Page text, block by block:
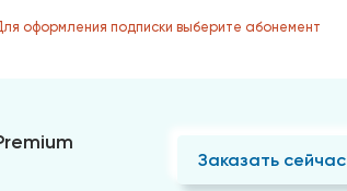
оформления подписки выберите абонемент
Заказать сейчас